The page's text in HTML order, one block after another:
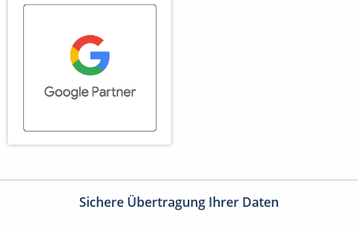
Sichere Übertragung Ihrer Daten